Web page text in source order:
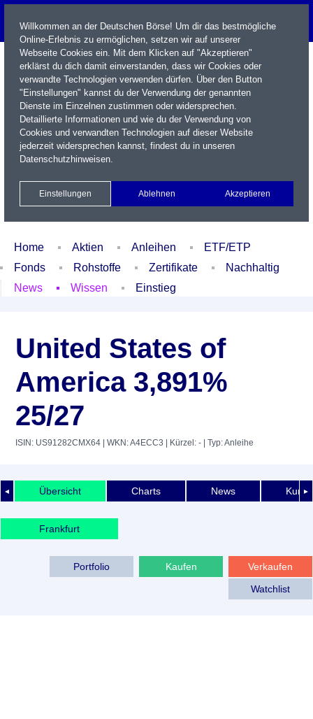
Name / WKN / ISIN / Kürzel
Xetra Realtime
Watchlist Portfolio Login
Home Aktien Anleihen
ETF/ETP
Fonds
Rohstoffe Zertifikate
Nachhaltig
News
Wissen Einstieg
United States of
America 3,891%
25/27
ISIN: US91282CMX64 | WKN: A4ECC3 | Kürzel: - | Typ: Anleihe
◄ ►
Übersicht Charts News
Frankfurt
Verkaufen
Kaufen
Portfolio
Watchlist
Willkommen an der Deutschen Börse! Um dir das bestmögliche
Online-Erlebnis zu ermöglichen, setzen wir auf unserer
Webseite Cookies ein. Mit dem Klicken auf "Akzeptieren"
erklärst du dich damit einverstanden, dass wir Cookies oder
verwandte Technologien verwenden dürfen. Über den Button
"Einstellungen" kannst du der Verwendung der genannten
Dienste im Einzelnen zustimmen oder widersprechen.
Detaillierte Informationen und wie du der Verwendung von
Cookies und verwandten Technologien auf dieser Website
jederzeit widersprechen kannst, findest du in unseren
Datenschutzhinweisen.
Einstellungen Ablehnen Akzeptieren